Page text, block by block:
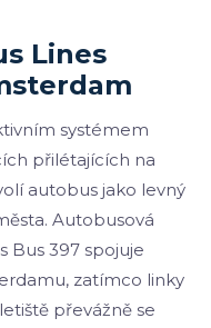
Lines
systémem
přilétajících na
autobus jako levný
Autobusová
Bus 397 spojuje
zatímco linky
převážně se